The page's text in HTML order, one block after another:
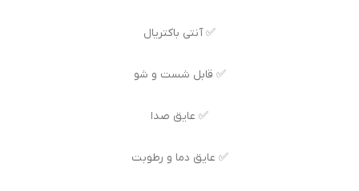
✅ آنتی باکتریال
✅ قابل شست و شو
✅ عایق صدا
✅ عایق دما و رطوبت